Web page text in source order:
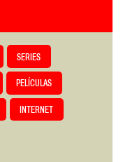
SERIES
PELÍCULAS
INTERNET